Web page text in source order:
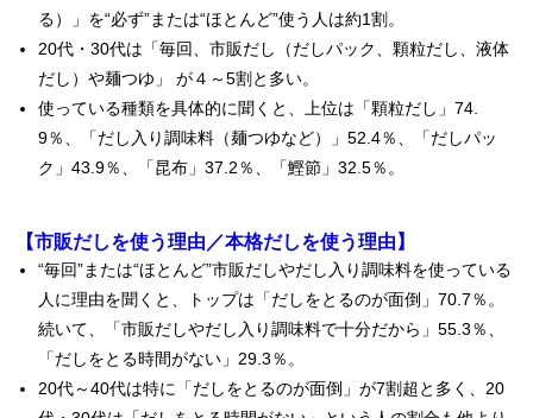
る）」を“必ず”または“ほとんど”使う人は約1割。
20代・30代は「毎回、市販だし（だしパック、顆粒だし、液体
だし）や麺つゆ」 が４～5割と多い。
使っている種類を具体的に聞くと、上位は「顆粒だし」74.
9％、「だし入り調味料（麺つゆなど）」52.4％、「だしパッ
ク」43.9％、「昆布」37.2％、「鰹節」32.5％。
【市販だしを使う理由／本格だしを使う理由】
“毎回”または“ほとんど”市販だしやだし入り調味料を使っている
人に理由を聞くと、トップは「だしをとるのが面倒」70.7％。
続いて、「市販だしやだし入り調味料で十分だから」55.3％、
「だしをとる時間がない」29.3％。
20代～40代は特に「だしをとるのが面倒」が7割超と多く、20